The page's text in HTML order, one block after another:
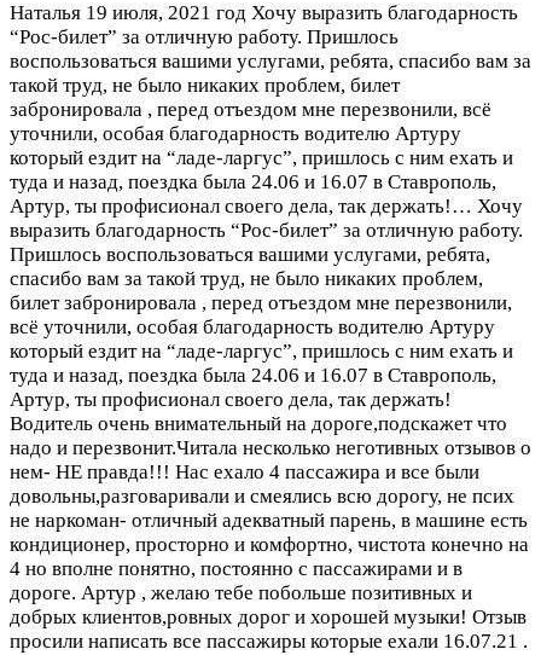
Наталья 19 июля, 2021 год Хочу выразить благодарность
“Рос-билет” за отличную работу. Пришлось
воспользоваться вашими услугами, ребята, спасибо вам за
такой труд, не было никаких проблем, билет
забронировала , перед отъездом мне перезвонили, всё
уточнили, особая благодарность водителю Артуру
который ездит на “ладе-ларгус”, пришлось с ним ехать и
туда и назад, поездка была 24.06 и 16.07 в Ставрополь,
Артур, ты профисионал своего дела, так держать!… Хочу
выразить благодарность “Рос-билет” за отличную работу.
Пришлось воспользоваться вашими услугами, ребята,
спасибо вам за такой труд, не было никаких проблем,
билет забронировала , перед отъездом мне перезвонили,
всё уточнили, особая благодарность водителю Артуру
который ездит на “ладе-ларгус”, пришлось с ним ехать и
туда и назад, поездка была 24.06 и 16.07 в Ставрополь,
Артур, ты профисионал своего дела, так держать!
Водитель очень внимательный на дороге,подскажет что
надо и перезвонит.Читала несколько неготивных отзывов о
нем- НЕ правда!!! Нас ехало 4 пассажира и все были
довольны,разговаривали и смеялись всю дорогу, не псих
не наркоман- отличный адекватный парень, в машине есть
кондиционер, просторно и комфортно, чистота конечно на
4 но вполне понятно, постоянно с пассажирами и в
дороге. Артур , желаю тебе побольше позитивных и
добрых клиентов,ровных дорог и хорошей музыки! Отзыв
просили написать все пассажиры которые ехали 16.07.21 .